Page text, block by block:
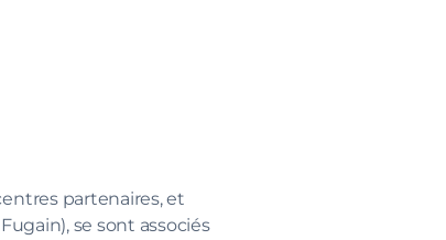
partenaires, et
se sont associés